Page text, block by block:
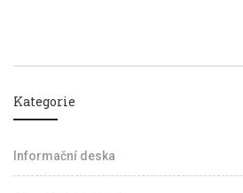
Kategorie
Informační deska